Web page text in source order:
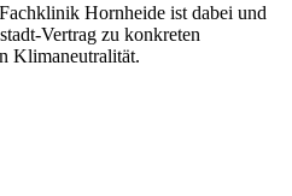
Hornheide ist dabei und
Vertrag zu konkreten
Klimaneutralität.